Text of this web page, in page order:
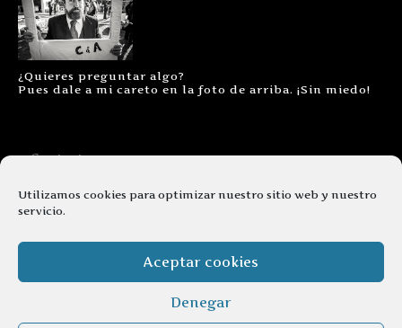
Utilizamos cookies para optimizar nuestro sitio web y nuestro
servicio.
Aceptar cookies
Denegar
¿Quieres preguntar algo?
Pues dale a mi careto en la foto de arriba. ¡Sin miedo!
Contacto
Aviso legal